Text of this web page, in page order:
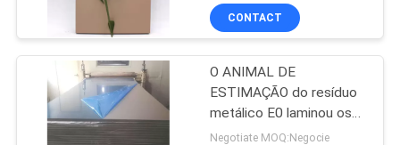
MDF
CONTACT
O ANIMAL DE
ESTIMAÇÃO do resíduo
metálico E0 laminou os
painéis do MDF
Negotiate MOQ:Negocie